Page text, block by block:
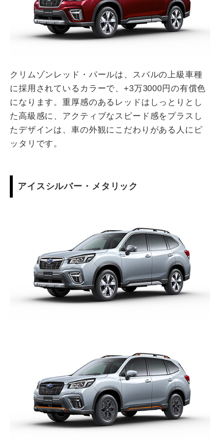
クリムゾンレッド・パールは、スバルの上級車種
に採用されているカラーで、+3万3000円の有償色
になります。重厚感のあるレッドはしっとりとし
た高級感に、アクティブなスピード感をプラスし
たデザインは、車の外観にこだわりがある人にピ
ッタリです。
アイスシルバー・メタリック